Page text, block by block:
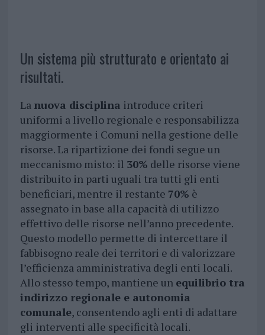
Un sistema più strutturato e orientato ai
risultati.
La nuova disciplina introduce criteri
uniformi a livello regionale e responsabilizza
maggiormente i Comuni nella gestione delle
risorse. La ripartizione dei fondi segue un
meccanismo misto: il 30% delle risorse viene
distribuito in parti uguali tra tutti gli enti
beneficiari, mentre il restante 70% è
assegnato in base alla capacità di utilizzo
effettivo delle risorse nell’anno precedente.
Questo modello permette di intercettare il
fabbisogno reale dei territori e di valorizzare
l’efficienza amministrativa degli enti locali.
Allo stesso tempo, mantiene un equilibrio tra
indirizzo regionale e autonomia
comunale, consentendo agli enti di adattare
gli interventi alle specificità locali.